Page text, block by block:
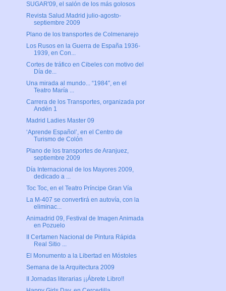
SUGAR'09, el salón de los más golosos
Revista Salud.Madrid julio-agosto-
septiembre 2009
Plano de los transportes de Colmenarejo
Los Rusos en la Guerra de España 1936-
1939, en Con...
Cortes de tráfico en Cibeles con motivo del
Día de...
Una mirada al mundo... “1984″, en el
Teatro María ...
Carrera de los Transportes, organizada por
Andén 1
Madrid Ladies Master 09
‘Aprende Español’, en el Centro de
Turismo de Colón
Plano de los transportes de Aranjuez,
septiembre 2009
Día Internacional de los Mayores 2009,
dedicado a ...
Toc Toc, en el Teatro Príncipe Gran Vía
La M-407 se convertirá en autovía, con la
eliminac...
Animadrid 09, Festival de Imagen Animada
en Pozuelo
II Certamen Nacional de Pintura Rápida
Real Sitio ...
El Monumento a la Libertad en Móstoles
Semana de la Arquitectura 2009
II Jornadas literarias ¡¡Ábrete Libro!!